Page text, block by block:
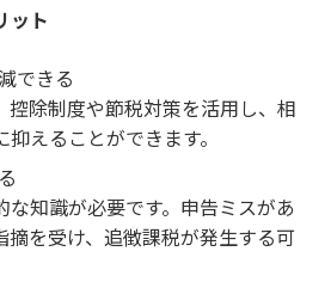
ット
できる
控除制度や節税対策を活用し、相
えることができます。
知識が必要です。申告ミスがあ
摘を受け、追徴課税が発生する可